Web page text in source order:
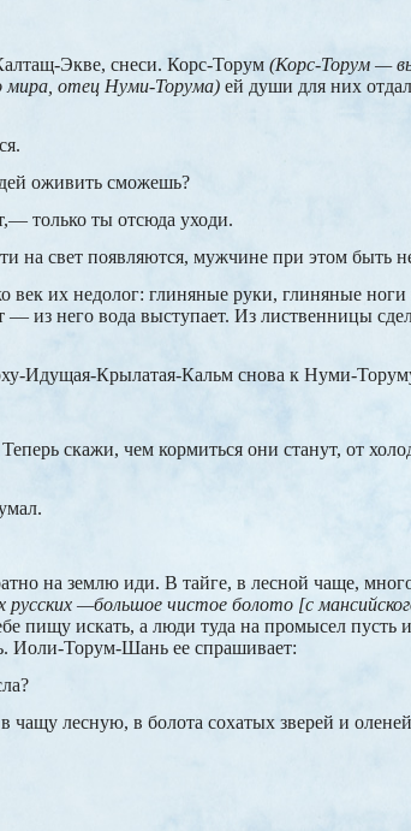
Экве, снеси. Корс-Торум (Корс-Торум —
мира, отец Нуми-Торума) ей души для них
оживить сможешь?
только ты отсюда уходи.
на свет появляются, мужчине при этом быть
их недолог: глиняные руки, глиняные ноги
— из него вода выступает. Из лиственницы
Идущая-Крылатая-Кальм снова к Нуми-
скажи, чем кормиться они станут, от
на землю иди. В тайге, в лесной чаще, много
—большое чистое болото [с
пищу искать, а люди туда на промысел пусть
Иоли-Торум-Шань ее спрашивает:
чащу лесную, в болота сохатых зверей и